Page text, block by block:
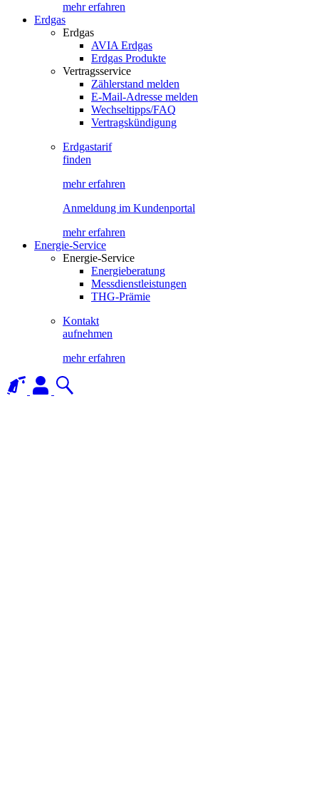
mehr erfahren
Erdgas
Erdgas
AVIA Erdgas
Erdgas Produkte
Vertragsservice
Zählerstand melden
E-Mail-Adresse melden
Wechseltipps/FAQ
Vertragskündigung
Erdgastarif
finden
mehr erfahren
Anmeldung im Kundenportal
mehr erfahren
Energie-Service
Energie-Service
Energieberatung
Messdienstleistungen
THG-Prämie
Kontakt
aufnehmen
mehr erfahren